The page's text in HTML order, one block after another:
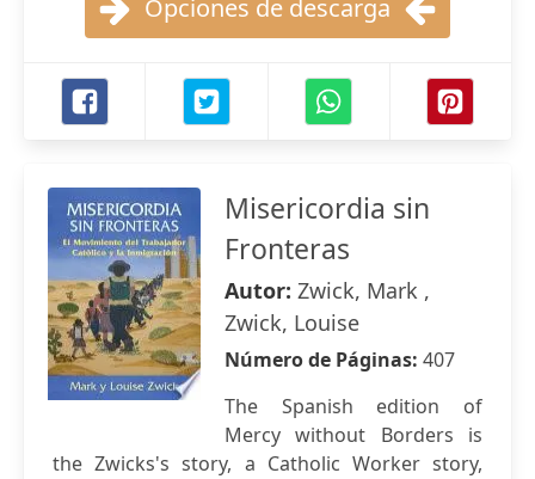
Opciones de descarga
Misericordia sin
Fronteras
Autor: Zwick, Mark ,
Zwick, Louise
Número de Páginas: 407
The Spanish edition of
Mercy without Borders is
the Zwicks's story, a Catholic Worker story,